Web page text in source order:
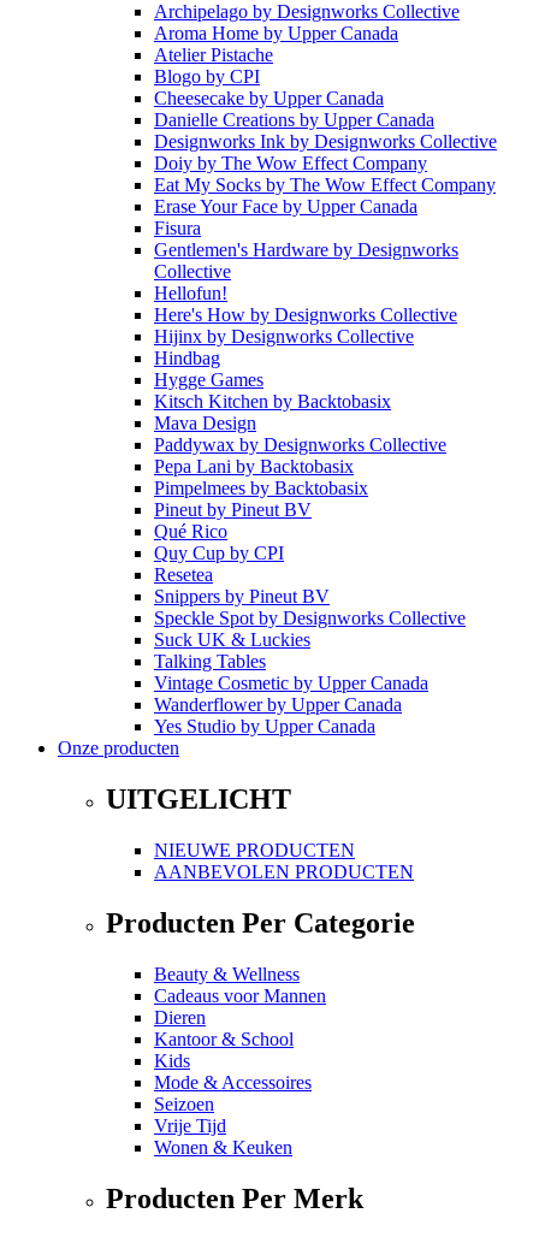
Archipelago by Designworks Collective
Aroma Home by Upper Canada
Atelier Pistache
Blogo by CPI
Cheesecake by Upper Canada
Danielle Creations by Upper Canada
Designworks Ink by Designworks Collective
Doiy by The Wow Effect Company
Eat My Socks by The Wow Effect Company
Erase Your Face by Upper Canada
Fisura
Gentlemen's Hardware by Designworks
Collective
Hellofun!
Here's How by Designworks Collective
Hijinx by Designworks Collective
Hindbag
Hygge Games
Kitsch Kitchen by Backtobasix
Mava Design
Paddywax by Designworks Collective
Pepa Lani by Backtobasix
Pimpelmees by Backtobasix
Pineutby Pineut BV
Qué Rico
Quy Cup by CPI
Resetea
Snippers by Pineut BV
Speckle Spotby Designworks Collective
Suck UK & Luckies
Talking Tables
Vintage Cosmetic by Upper Canada
Wanderflowerby Upper Canada
Yes Studio by Upper Canada
Onze producten
UITGELICHT
NIEUWE PRODUCTEN
AANBEVOLEN PRODUCTEN
Producten Per Categorie
Beauty & Wellness
Cadeaus voor Mannen
Dieren
Kantoor & School
Kids
Mode & Accessoires
Seizoen
Vrije Tijd
Wonen & Keuken
Producten Per Merk